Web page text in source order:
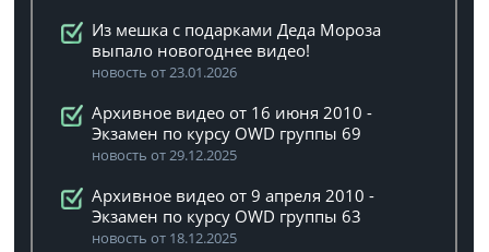
Из мешка с подарками Деда Мороза
выпало новогоднее видео!
новость от 23.01.2026
Архивное видео от 16 июня 2010 -
Экзамен по курсу OWD группы 69
новость от 29.12.2025
Архивное видео от 9 апреля 2010 -
Экзамен по курсу OWD группы 63
новость от 18.12.2025